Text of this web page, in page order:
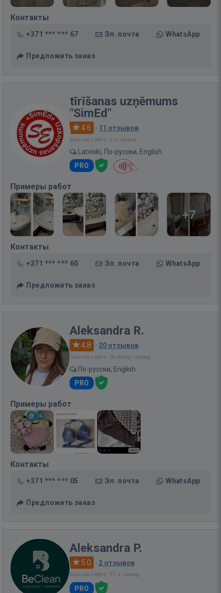
Контакты
+371 *** *** 67 Эл. почта WhatsApp
Предложить заказ
tīrīšanas uzņēmums
"SimEd"
4.6 · 11 отзывов
Был на сайте: 6 ч. назад
Latviski, По-русски, English
PRO
Примеры работ
+7
Контакты
+371 *** *** 60 Эл. почта WhatsApp
Предложить заказ
Aleksandra R.
4.8 · 20 отзывов
Был на сайте: 36 минут назад
По-русски, English
PRO
Примеры работ
Контакты
+371 *** *** 05 Эл. почта WhatsApp
Предложить заказ
Aleksandra P.
5.0 · 2 отзывов
Был на сайте: 11 ч. назад
PRO